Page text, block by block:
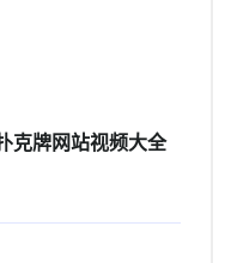
克牌网站视频大全